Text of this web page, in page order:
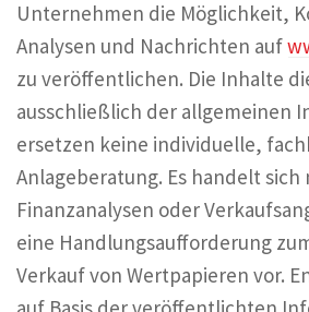
Unternehmen die Möglichkeit,
Analysen und Nachrichten auf
zu veröffentlichen. Die Inhalte
ausschließlich der allgemeinen
ersetzen keine individuelle,
Anlageberatung. Es handelt sich
Finanzanalysen oder
eine Handlungsaufforderung
Verkauf von Wertpapieren vor.